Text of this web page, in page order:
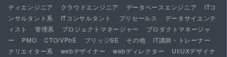
ティエンジニア
クラウドエンジニア データベースエンジニア
ITコ
ンサルタント系
ITコンサルタント プリセールス
データサイエンテ
ィスト
管理系 プロジェクトマネージャー
プロダクトマネージャ
ー
PMO CTO/VPoE ブリッジSE その他
IT講師・トレーナー
クリエイター系
webデザイナー webディレクター
UI/UXデザイナ